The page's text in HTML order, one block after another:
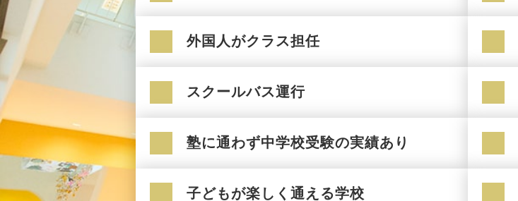
外国人がクラス担任
スクールバス運行
塾に通わず中学校受験の実績あり
子どもが楽しく通える学校